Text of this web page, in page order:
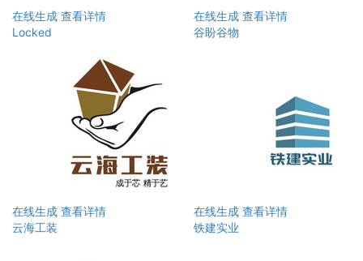
在线生成 查看详情
Locked
在线生成 查看详情
谷盼谷物
在线生成 查看详情
云海工装
在线生成 查看详情
铁建实业